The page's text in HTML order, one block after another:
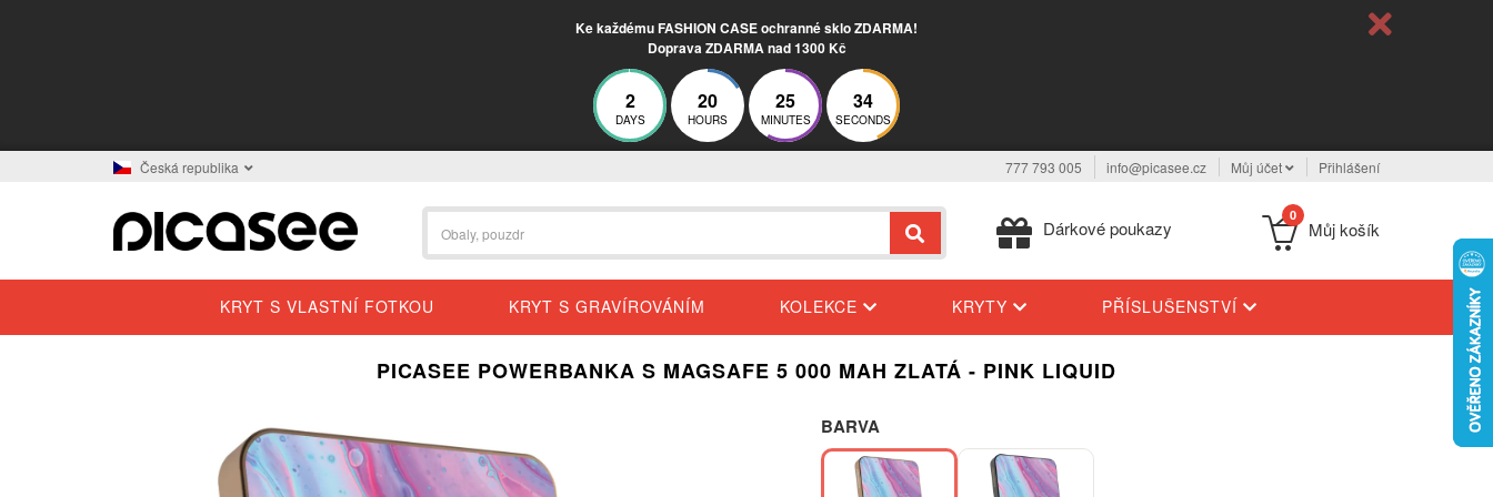
Ke každému FASHION CASE ochranné sklo ZDARMA!
Doprava ZDARMA nad 1300 Kč
2
DAYS
20
HOURS
25
MINUTES
34
SECONDS
Česká republika 777 793 005 info@picasee.cz Můj účet Přihlášení
Dárkové poukazy
0
Můj košík
KRYT S VLASTNÍ FOTKOU KRYT S GRAVÍROVÁNÍM KOLEKCE KRYTY PŘÍSLUŠENSTVÍ
PICASEE POWERBANKA S MAGSAFE 5 000 MAH ZLATÁ - PINK LIQUID
BARVA